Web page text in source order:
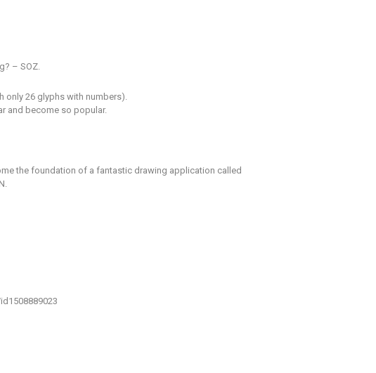
– SOZ.
only 26 glyphs with numbers).
and become so popular.
the foundation of a fantastic drawing application called